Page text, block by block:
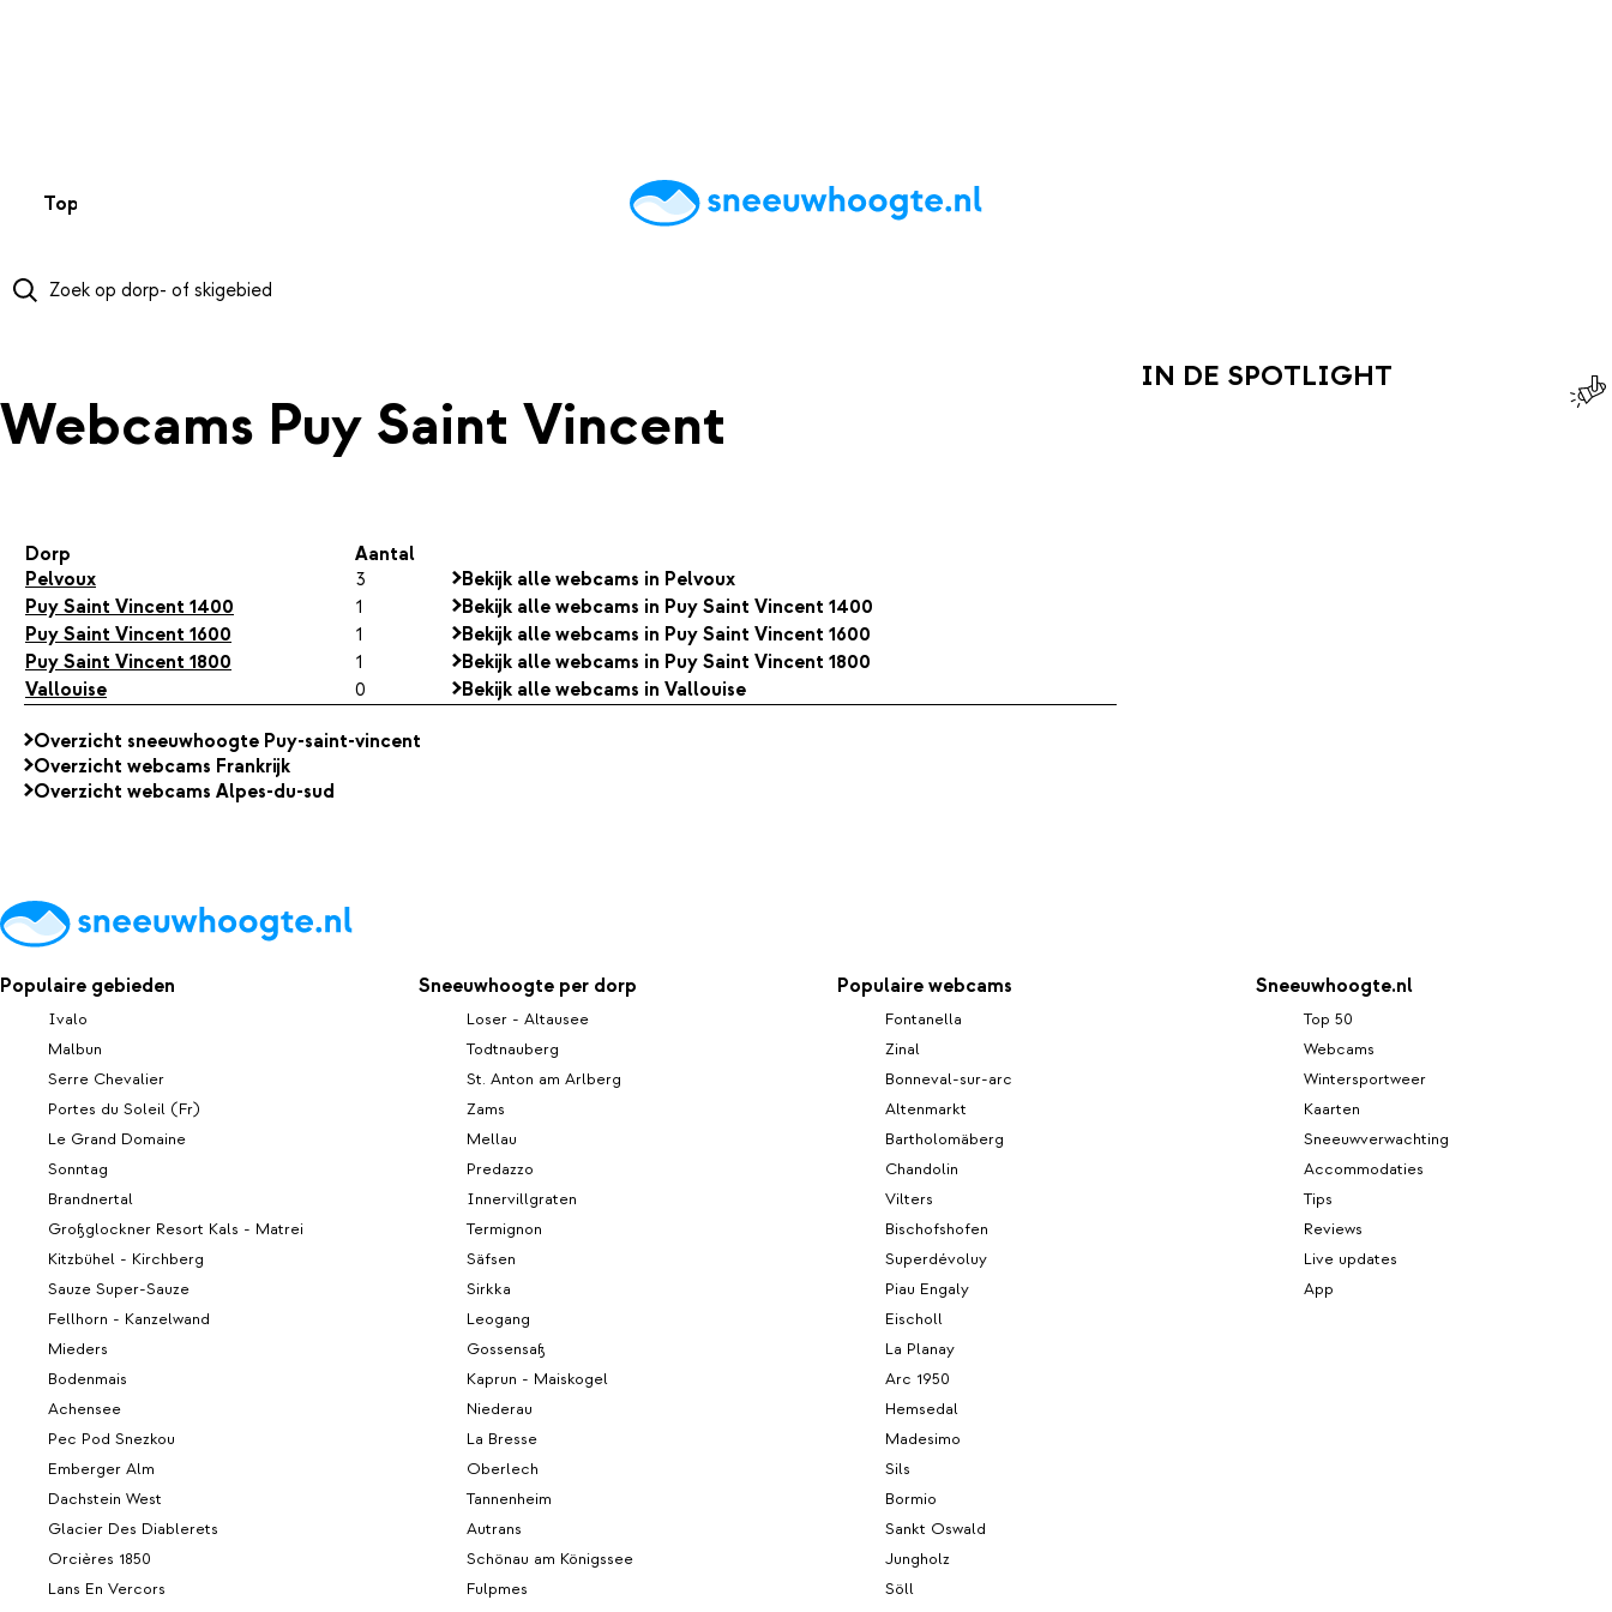
Top 50 AccommodatiesTipsReviewsLive updatesApp
Webcams Puy Saint Vincent
Dorp
Aantal
Pelvoux
3
Bekijk alle webcams in Pelvoux
Puy Saint Vincent 1400
1
Bekijk alle webcams in Puy Saint Vincent 1400
Puy Saint Vincent 1600
1
Bekijk alle webcams in Puy Saint Vincent 1600
Puy Saint Vincent 1800
1
Bekijk alle webcams in Puy Saint Vincent 1800
Vallouise
0 Bekijk alle webcams in Vallouise
Overzicht sneeuwhoogte Puy-saint-vincent
Overzicht webcams Frankrijk
Overzicht webcams Alpes-du-sud
IN DE SPOTLIGHT
Populaire gebieden
Ivalo
Malbun
Serre Chevalier
Portes du Soleil (Fr)
Le Grand Domaine
Sonntag
Brandnertal
Großglockner Resort Kals - Matrei
Kitzbühel - Kirchberg
Sauze Super-Sauze
Fellhorn - Kanzelwand
Mieders
Bodenmais
Achensee
Pec Pod Snezkou
Emberger Alm
Dachstein West
Glacier Des Diablerets
Orcières 1850
Lans En Vercors
Sneeuwhoogte per dorp
Loser - Altausee
Todtnauberg
St. Anton am Arlberg
Zams
Mellau
Predazzo
Innervillgraten
Termignon
Säfsen
Sirkka
Leogang
Gossensaß
Kaprun - Maiskogel
Niederau
La Bresse
Oberlech
Tannenheim
Autrans
Schönau am Königssee
Fulpmes
Populaire webcams
Fontanella
Zinal
Bonneval-sur-arc
Altenmarkt
Bartholomäberg
Chandolin
Vilters
Bischofshofen
Superdévoluy
Piau Engaly
Eischoll
La Planay
Arc 1950
Hemsedal
Madesimo
Sils
Bormio
Sankt Oswald
Jungholz
Söll
Sneeuwhoogte.nl
Top 50
Webcams
Wintersportweer
Kaarten
Sneeuwverwachting
Accommodaties
Tips
Reviews
Live updates
App